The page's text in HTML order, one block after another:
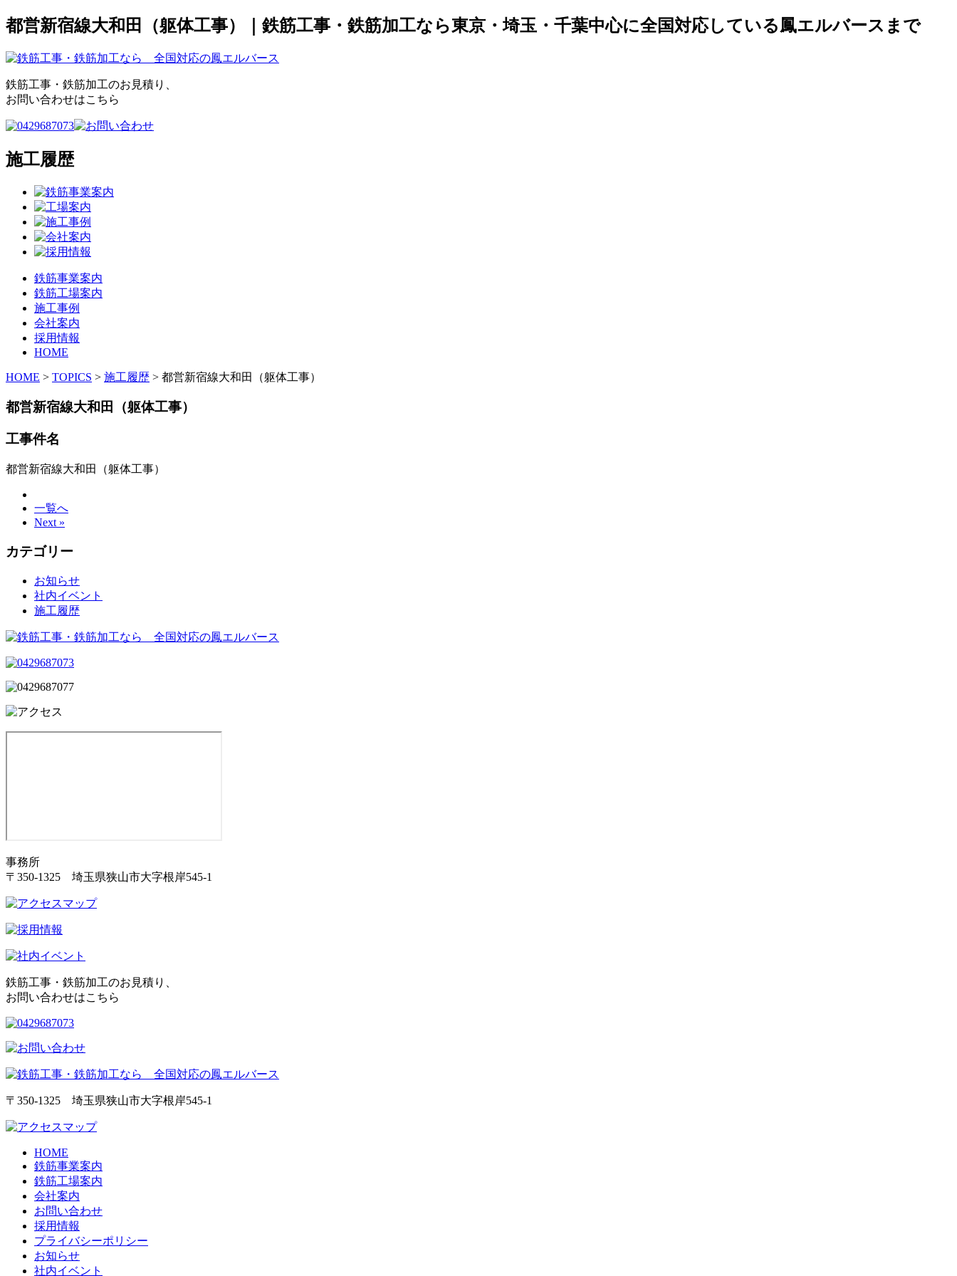
都営新宿線大和田（躯体工事）｜鉄筋工事・鉄筋加工なら東京・埼玉・千葉中心に全国対応している鳳エルバースまで
鉄筋工事・鉄筋加工のお見積り、
お問い合わせはこちら
施工履歴
鉄筋事業案内
鉄筋工場案内
施工事例
会社案内
採用情報
HOME
HOME > TOPICS > 施工履歴 > 都営新宿線大和田（躯体工事）
都営新宿線大和田（躯体工事）
工事件名
都営新宿線大和田（躯体工事）
一覧へ
Next »
カテゴリー
お知らせ
社内イベント
施工履歴
事務所
〒350-1325 埼玉県狭山市大字根岸545-1
鉄筋工事・鉄筋加工のお見積り、
お問い合わせはこちら
〒350-1325 埼玉県狭山市大字根岸545-1
HOME
鉄筋事業案内
鉄筋工場案内
会社案内
お問い合わせ
採用情報
プライバシーポリシー
お知らせ
社内イベント